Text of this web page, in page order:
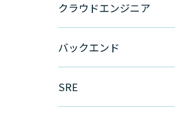
クラウドエンジニア
バックエンド
SRE